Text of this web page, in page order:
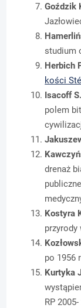
Goździk
studium
Herbich
kości
Isacoff S.
polem
drenaż
Kostyra
po 1956
Kurtyka
RP